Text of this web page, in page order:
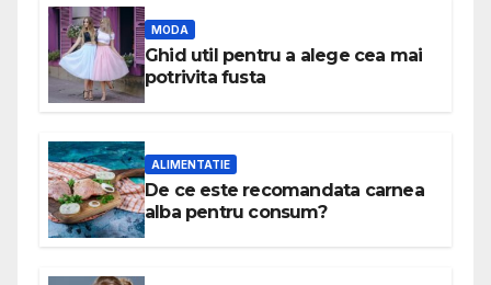
MODA
Ghid util pentru a alege cea mai
potrivita fusta
ALIMENTATIE
De ce este recomandata carnea
alba pentru consum?